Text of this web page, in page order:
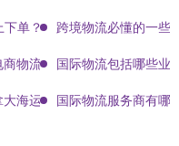
下单？DHL快递寄件有哪些方
跨境物流必懂的一些
物流? 国际物流包括哪些业
大海运要多久能到达？
国际物流服务商有哪